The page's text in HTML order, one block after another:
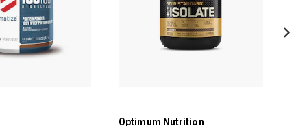
Optimum Nutrition